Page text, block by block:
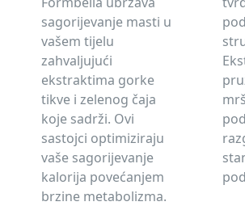
sagorijevanje masti u
vašem tijelu
zahvaljujući
ekstraktima gorke
tikve i zelenog čaja
koje sadrži. Ovi
sastojci optimiziraju
vaše sagorijevanje
kalorija povećanjem
brzine metabolizma.